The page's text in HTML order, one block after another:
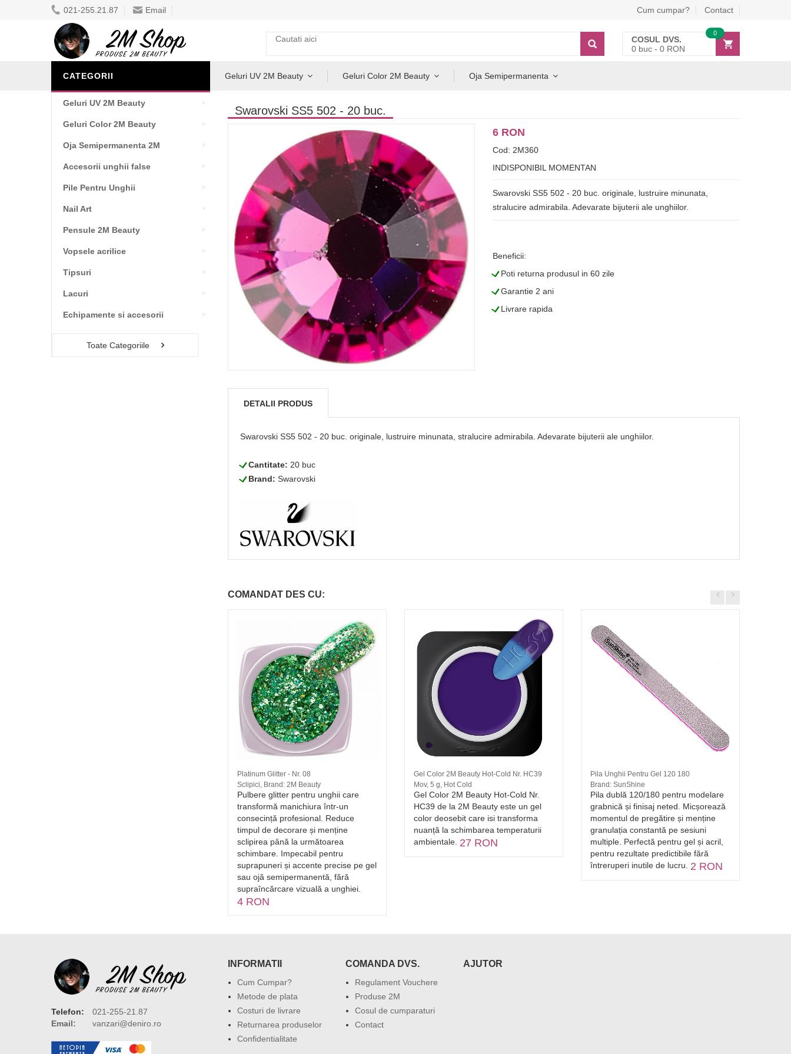
021-255.21.87 Email Cum cumpar? Contact
COSUL DVS.
0 buc - 0 RON
0
CATEGORII
Geluri UV 2M Beauty
Geluri Color 2M Beauty
Oja Semipermanenta 2M
Accesorii unghii false
Pile Pentru Unghii
Nail Art
Pensule 2M Beauty
Vopsele acrilice
Tipsuri
Lacuri
Echipamente si accesorii
Toate Categoriile
Geluri UV 2M Beauty Geluri Color 2M Beauty Oja Semipermanenta
Swarovski SS5 502 - 20 buc.
6 RON
Cod: 2M360
INDISPONIBIL MOMENTAN
Swarovski SS5 502 - 20 buc. originale, lustruire minunata,
stralucire admirabila. Adevarate bijuterii ale unghiilor.
Beneficii:
LPoti returna produsul in 60 zile
LGarantie 2 ani
LLivrare rapida
DETALII PRODUS
Swarovski SS5 502 - 20 buc. originale, lustruire minunata, stralucire admirabila. Adevarate bijuterii ale unghiilor.
LCantitate: 20 buc
LBrand: Swarovski
COMANDAT DES CU:
Platinum Glitter - Nr. 08
Sclipici, Brand: 2M Beauty
Pulbere glitter pentru unghii care
transformă manichiura într-un
consecință profesional. Reduce
timpul de decorare și menține
sclipirea până la următoarea
schimbare. Impecabil pentru
suprapuneri și accente precise pe gel
sau ojă semipermanentă, fără
supraîncărcare vizuală a unghiei.
4 RON
Gel Color 2M Beauty Hot-Cold Nr. HC39
Mov, 5 g, Hot Cold
Gel Color 2M Beauty Hot-Cold Nr.
HC39 de la 2M Beauty este un gel
color deosebit care isi transforma
nuanță la schimbarea temperaturii
ambientale. 27 RON
Pila Unghii Pentru Gel 120 180
Brand: SunShine
Pila dublă 120/180 pentru modelare
grabnică și finisaj neted. Micșorează
momentul de pregătire și menține
granulația constantă pe sesiuni
multiple. Perfectă pentru gel și acril,
pentru rezultate predictibile fără
întreruperi inutile de lucru. 2 RON
Telefon:
021-255-21.87
Email:
vanzari@deniro.ro
INFORMATII
Cum Cumpar?
Metode de plata
Costuri de livrare
Returnarea produselor
Confidentialitate
COMANDA DVS.
Regulament Vouchere
Produse 2M
Cosul de cumparaturi
Contact
AJUTOR